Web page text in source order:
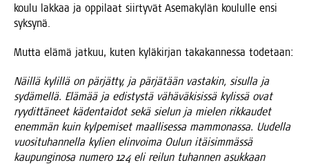
kou­lu lak­kaa ja oppi­laat siir­ty­vät Ase­ma­ky­län kou­lul­le ensi
syksynä.
Mut­ta elä­mä jat­kuu, kuten kylä­kir­jan taka­kan­nes­sa todetaan:
Näil­lä kylil­lä on pär­jät­ty, ja pär­jä­tään vas­ta­kin, sisul­la ja
sydä­mel­lä. Elä­mää ja edis­tys­tä vähä­vä­ki­sis­sä kylis­sä ovat
ryy­dit­tä­neet käden­tai­dot sekä sie­lun ja mie­len rik­kau­det
enem­män kuin kyl­pe­mi­set maal­li­ses­sa mam­mo­nas­sa. Uudel­la
vuo­si­tu­han­nel­la kylien elin­voi­ma Oulun itäi­sim­mäs­sä
kau­pun­gin­osa nume­ro 124 eli rei­lun tuhan­nen asuk­kaan